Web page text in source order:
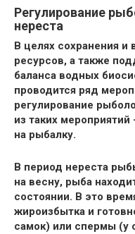
Регулирование
нереста
В целях сохранения
ресурсов, а также
баланса водных
проводится ряд
регулирование
из таких
на рыбалку.
В период нереста
на весну, рыба
состоянии. В это
жироизбытка и
самок) или спермы (у